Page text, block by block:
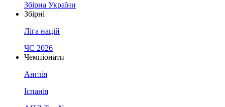
Збірна України
Збірні
Ліга націй
ЧС 2026
Чемпіонати
Англія
Іспанія